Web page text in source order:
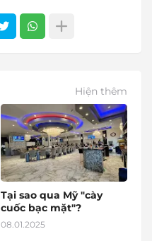
Hiện thêm
Tại sao qua Mỹ "cày
cuốc bạc mặt"?
08.01.2025